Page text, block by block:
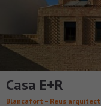
Casa E+R
Blancafort – Reus